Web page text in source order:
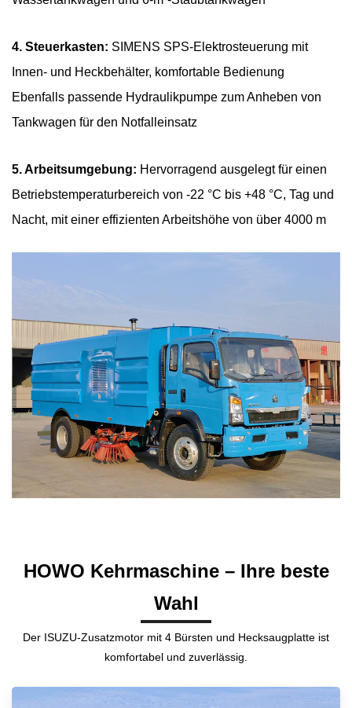
4. Steuerkasten: SIMENS SPS-Elektrosteuerung mit
Innen- und Heckbehälter, komfortable Bedienung
Ebenfalls passende Hydraulikpumpe zum Anheben von
Tankwagen für den Notfalleinsatz
5. Arbeitsumgebung: Hervorragend ausgelegt für einen
Betriebstemperaturbereich von -22 °C bis +48 °C, Tag und
Nacht, mit einer effizienten Arbeitshöhe von über 4000 m
HOWO Kehrmaschine – Ihre beste
Wahl
Der ISUZU-Zusatzmotor mit 4 Bürsten und Hecksaugplatte ist
komfortabel und zuverlässig.